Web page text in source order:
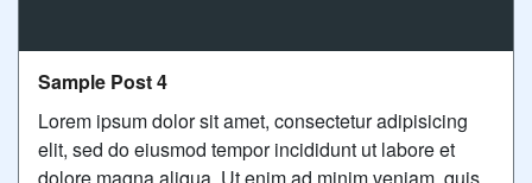
Sample Post 4
Lorem ipsum dolor sit amet, consectetur adipisicing
elit, sed do eiusmod tempor incididunt ut labore et